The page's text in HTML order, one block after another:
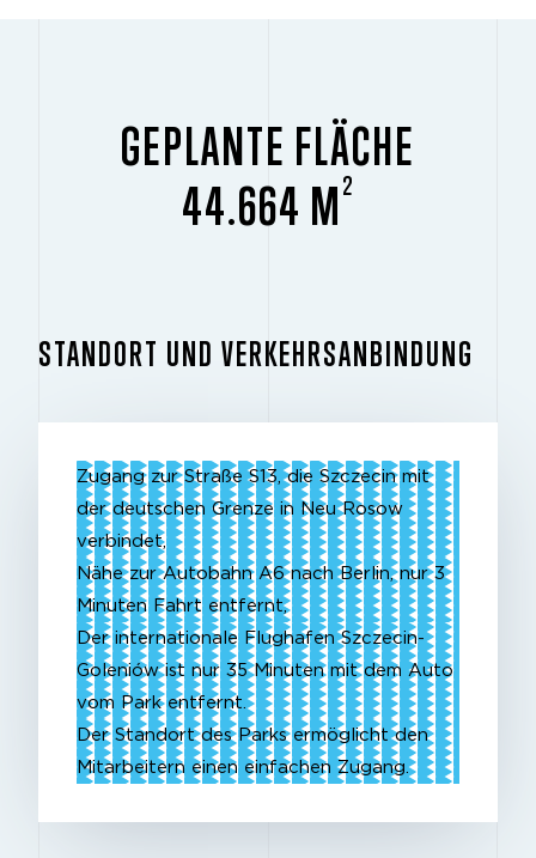
GEPLANTE FLÄCHE
44.664 M 2
STANDORT UND VERKEHRSANBINDUNG
Zugang zur Straße S13, die Szczecin mit
der deutschen Grenze in Neu Rosow
verbindet,
Nähe zur Autobahn A6 nach Berlin, nur 3
Minuten Fahrt entfernt,
Der internationale Flughafen Szczecin-
Goleniów ist nur 35 Minuten mit dem Auto
vom Park entfernt.
Der Standort des Parks ermöglicht den
Mitarbeitern einen einfachen Zugang.